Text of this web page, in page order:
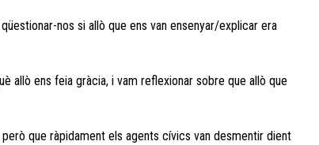
nos si allò que ens van ensenyar/explicar era
allò ens feia gràcia, i vam reflexionar sobre que allò que
que ràpidament els agents cívics van desmentir dient